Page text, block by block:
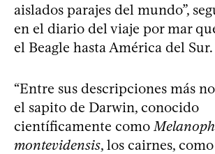
aislados parajes del mundo”,
en el diario del viaje por mar
el Beagle hasta América del Sur.
“Entre sus descripciones más
el sapito de Darwin, conocido
científicamente como
montevidensis, los cairnes,